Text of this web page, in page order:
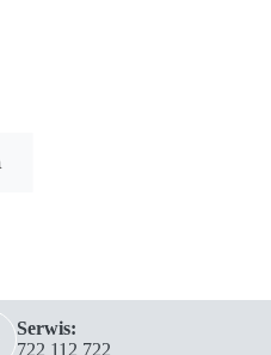
Serwis:
722 112 722